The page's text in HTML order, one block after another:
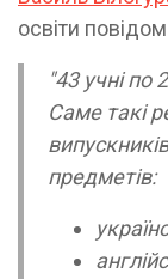
освіти
"43 учні по
Саме такі
предметів: